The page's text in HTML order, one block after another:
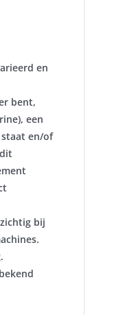
en
bent,
een
en/of
bij